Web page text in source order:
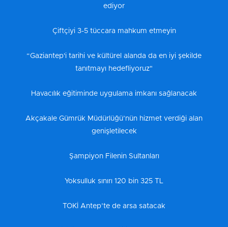
ediyor
Çiftçiyi 3-5 tüccara mahkum etmeyin
“Gaziantep'i tarihi ve kültürel alanda da en iyi şekilde
tanıtmayı hedefliyoruz"
Havacılık eğitiminde uygulama imkanı sağlanacak
Akçakale Gümrük Müdürlüğü’nün hizmet verdiği alan
genişletilecek
Şampiyon Filenin Sultanları
Yoksulluk sınırı 120 bin 325 TL
TOKİ Antep’te de arsa satacak